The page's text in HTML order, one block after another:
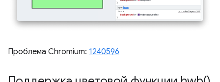
Проблема Chromium: 1240596